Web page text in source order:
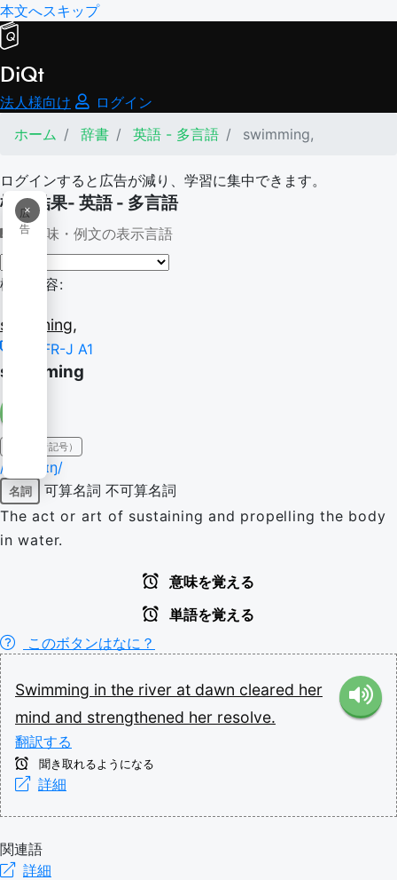
本文へスキップ
DiQt
法人様向け
ログイン
ホーム
辞書 英語 - 多言語 swimming,
ログインすると広告が減り、学習に集中できます。
×
広
告
検索結果- 英語 - 多言語
意味・例文の表示言語
検索内容:
swimming,
CEFR-J A1
swimming
IPA（発音記号）
/ˈswɪmɪŋ/
名詞 可算名詞 不可算名詞
The act or art of sustaining and propelling the body
in water.
意味を覚える
単語を覚える
このボタンはなに？
Swimming in the river at dawn cleared her
mind and strengthened her resolve.
翻訳する
聞き取れるようになる
詳細
関連語
詳細